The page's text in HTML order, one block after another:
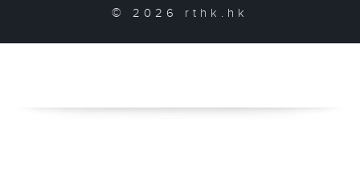
© 2026 rthk.hk